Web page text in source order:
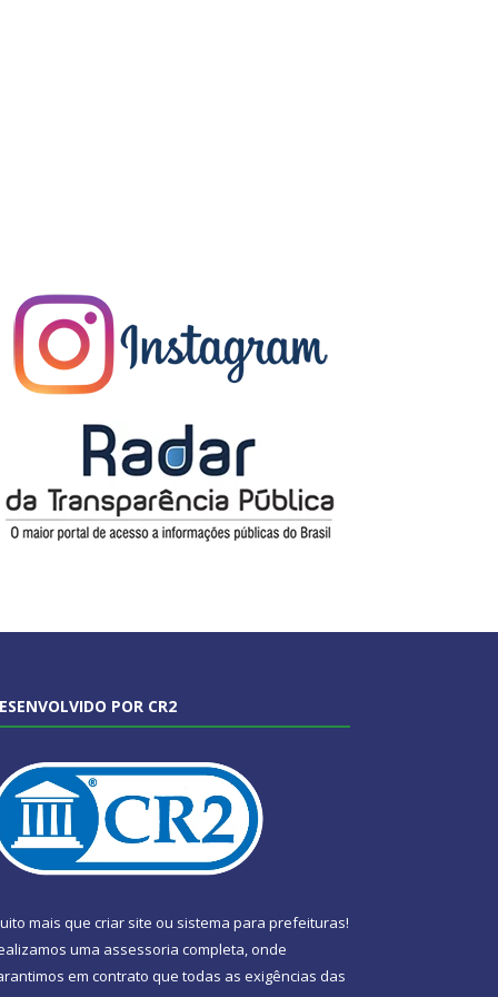
POR CR2
mais que criar site ou sistema para prefeituras!
uma assessoria completa, onde
em contrato que todas as exigências das